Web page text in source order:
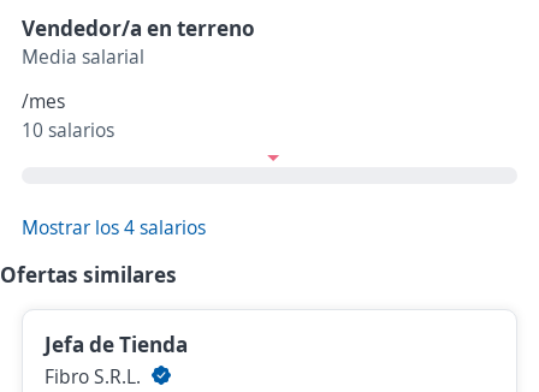
Vendedor/a en terreno
Media salarial
/mes
10 salarios
Mostrar los 4 salarios
Ofertas similares
Jefa de Tienda
Fibro S.R.L.